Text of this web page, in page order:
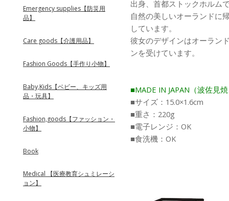
出身、首都ストックホルム
自然の美しいオーランドに
しています。
彼女のデザインはオーラン
ンを受けています。
■MADE IN JAPAN（波佐見
■サイズ：15.0×1.6cm
■重さ：220g
■電子レンジ：OK
■食洗機：OK
Emergency supplies【防災用
品】
Care goods【介護用品】
Fashion Goods【手作り小物】
Baby,Kids【ベビー、キッズ用
品・玩具】
Fashion,goods【ファッション・
小物】
Book
Medical 【医療教育シュミレーシ
ョン】